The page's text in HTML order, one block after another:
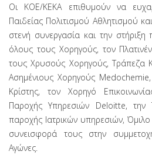
Οι ΚΟΕ/ΚΕΚΑ επιθυμούν να
Παιδείας Πολιτισμού Αθλητισμού
στενή συνεργασία και την
όλους τους Χορηγούς, τον
τους Χρυσούς Χορηγούς, Τράπεζα
Ασημένιους Χορηγούς
Κρίστης, τον Χορηγό
Παροχής Υπηρεσιών Deloitte, την
παροχής Ιατρικών υπηρεσιών,
συνεισφορά τους στην
Αγώνες.